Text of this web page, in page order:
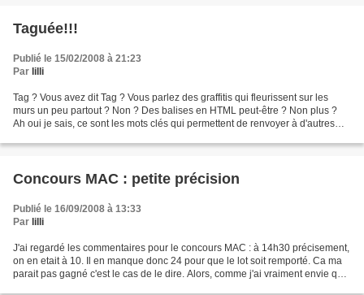
Taguée!!!
Publié le 15/02/2008 à 21:23
Par lilli
Tag ? Vous avez dit Tag ? Vous parlez des graffitis qui fleurissent sur les
murs un peu partout ? Non ? Des balises en HTML peut-être ? Non plus ?
Ah oui je sais, ce sont les mots clés qui permettent de renvoyer à d'autres
Concours MAC : petite précision
Publié le 16/09/2008 à 13:33
Par lilli
J'ai regardé les commentaires pour le concours MAC : à 14h30 précisement,
on en etait à 10. Il en manque donc 24 pour que le lot soit remporté. Ca ma
parait pas gagné c'est le cas de le dire. Alors, comme j'ai vraiment envie que